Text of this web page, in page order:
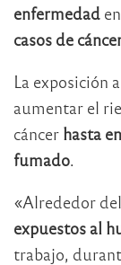
enfermedad
casos de
La exposición
aumentar el
cáncer hasta
fumado.
«Alrededor del
expuestos al
trabajo,